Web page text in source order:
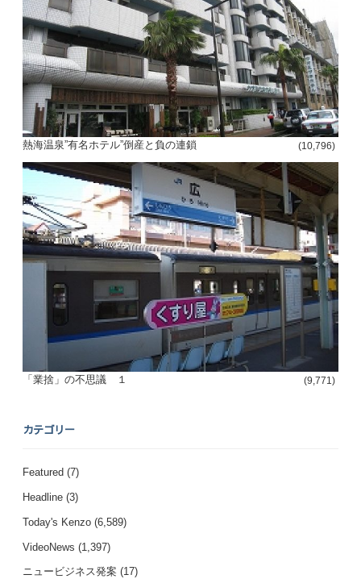
熱海温泉”有名ホテル”倒産と負の連鎖 (10,796)
「業捨」の不思議 １ (9,771)
カテゴリー
Featured (7)
Headline (3)
Today's Kenzo (6,589)
VideoNews (1,397)
ニュービジネス発案 (17)